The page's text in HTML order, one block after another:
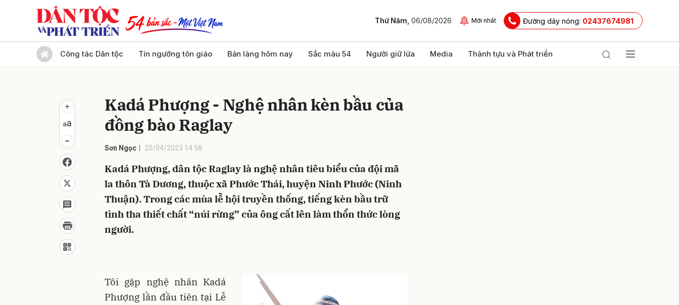
Thứ Năm, 06/08/2026 Mới nhất Đường dây nóng: 02437674981
Công tác Dân tộc Tín ngưỡng tôn giáo Bản làng hôm nay Sắc màu 54 Người giữ lửa Media Thành tựu và Phát triển
Kadá Phượng - Nghệ nhân kèn bầu của
đồng bào Raglay
Sơn Ngọc 20/04/2023 14:58
Kadá Phượng, dân tộc Raglay là nghệ nhân tiêu biểu của đội mã
la thôn Tà Dương, thuộc xã Phước Thái, huyện Ninh Phước (Ninh
Thuận). Trong các mùa lễ hội truyền thống, tiếng kèn bầu trữ
tình tha thiết chất “núi rừng” của ông cất lên làm thổn thức lòng
người.
Tôi gặp nghệ nhân Kadá
Phượng lần đầu tiên tại Lễ
Gửi bình luận